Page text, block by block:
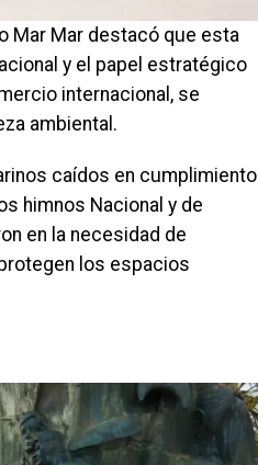
Mar Mar destacó que esta
y el papel estratégico
internacional, se
ambiental.
caídos en cumplimiento
himnos Nacional y de
en la necesidad de
los espacios